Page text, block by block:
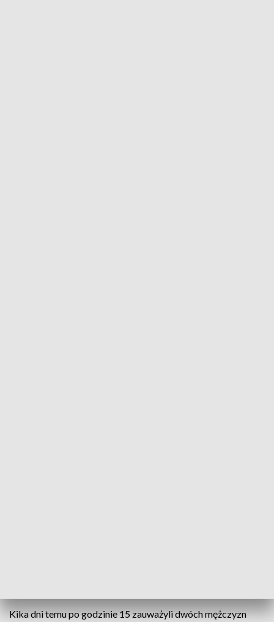
Kika dni temu po godzinie 15 zauważyli dwóch mężczyzn